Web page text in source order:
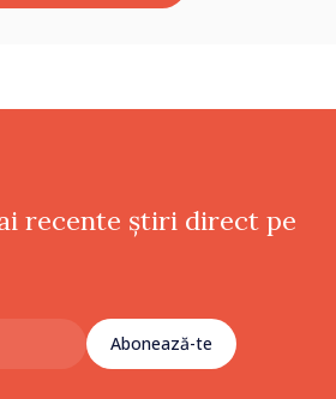
recente știri direct pe
Abonează-te